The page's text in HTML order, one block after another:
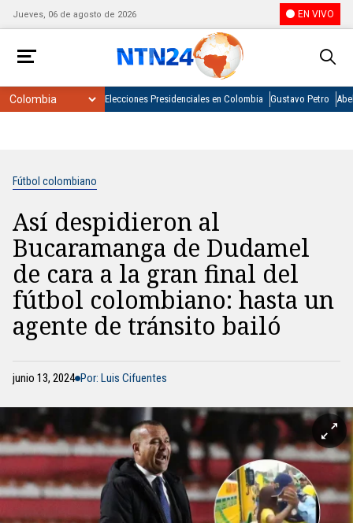
Jueves, 06 de agosto de 2026 EN VIVO
Elecciones Presidenciales en Colombia Gustavo Petro
Fútbol colombiano
Así despidieron al
Bucaramanga de Dudamel
de cara a la gran final del
fútbol colombiano: hasta un
agente de tránsito bailó
junio 13, 2024 Por: Luis Cifuentes